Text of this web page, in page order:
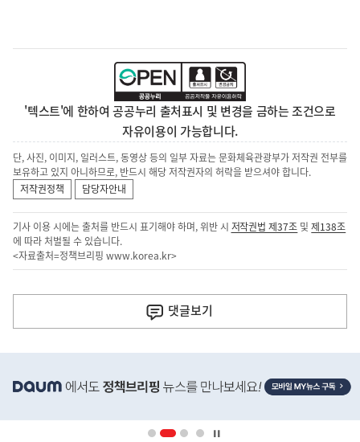
'텍스트'에 한하여 공공누리 출처표시 및 변경을 금하는 조건으로
자유이용이 가능합니다.
단, 사진, 이미지, 일러스트, 동영상 등의 일부 자료는 문화체육관광부가 저작권 전부를
보유하고 있지 아니하므로, 반드시 해당 저작권자의 허락을 받으셔야 합니다.
저작권정책
담당자안내
기사 이용 시에는 출처를 반드시 표기해야 하며, 위반 시 저작권법 제37조 및제138조
에 따라 처벌될 수 있습니다.
<자료출처=정책브리핑 www.korea.kr>
다
음
기
댓글보기
단